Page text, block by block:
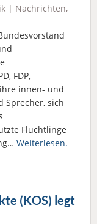
| Nachrichten,
FDP,
innen- und
Sprecher, sich
Flüchtlinge
Weiterlesen.
(KOS) legt